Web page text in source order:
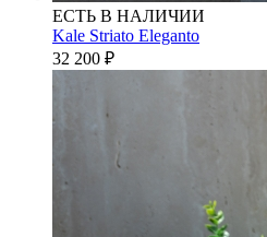
ЕСТЬ В НАЛИЧИИ
Kale Striato Eleganto
32 200 ₽